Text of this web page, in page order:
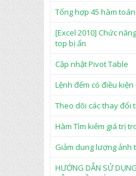
Tổng hợp 45 hàm
[Excel 2010] Chức
top bị ẩn
Cập nhật Pivot Table
Lệnh đếm có điều kiện
Theo dõi các thay đổi
Hàm Tìm kiếm giá trị
Giảm dung lượng ảnh
HƯỚNG DẪN SỬ